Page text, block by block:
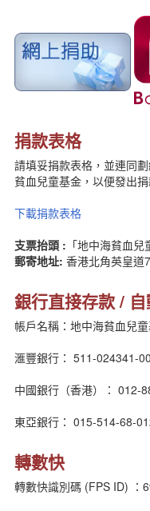
最新動向
地貧資訊
地貧活動
新聞資訊
聯絡我們
簡體版
English version
捐款表格
請填妥捐款表格，並連同
貧血兒童基金，以便發出捐
下載捐款表格
支票抬頭 : 「地中海貧血兒
郵寄地址: 香港北角英皇道
銀行直接存款 /
帳戶名稱：地中海貧血兒
滙豐銀行： 511-024341-
中國銀行（香港）： 012-
東亞銀行： 015-514-68-
轉數快
轉數快識別碼 (FPS ID) ：